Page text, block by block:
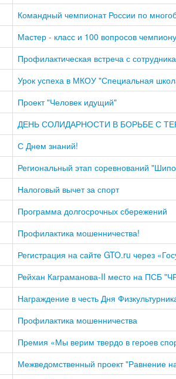
Командный чемпионат России по
Мастер - класс и 100 вопросов чемпиону
Профилактическая встреча с
Урок успеха в МКОУ "Специальная
Проект "Человек идущий"
ДЕНЬ СОЛИДАРНОСТИ В БОРЬБЕ С
С Днем знаний!
Региональный этап соревнований
Налоговый вычет за спорт
Программа долгосрочных сбережений
Профилактика мошенничества!
Регистрация на сайте GTO.ru через
Рейхан Каграманова-II место на ПСБ
Награждение в честь Дня
Профилактика мошенничества
Премия «Мы верим твердо в героев
Межведомственный проект "Равнение